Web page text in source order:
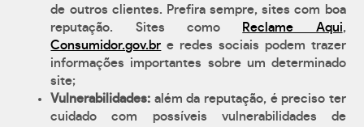
de outros clientes. Prefira sempre, sites com boa
reputação. Sites como
Reclame Aqui,
Consumidor.gov.br e redes sociais podem trazer
informações importantes sobre um determinado
site;
Vulnerabilidades: além da reputação, é preciso ter
cuidado com possíveis vulnerabilidades de